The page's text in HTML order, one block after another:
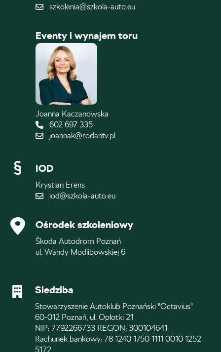
szkolenia@szkola-auto.eu
Eventy i wynajem toru
Joanna Kaczanowska
602 697 335
joannak@rodantv.pl
IOD
Krystian Erens
iod@szkola-auto.eu
Ośrodek szkoleniowy
Škoda Autodrom Poznań
ul. Wandy Modlibowskiej 6
Siedziba
Stowarzyszenie Autoklub Poznański "Octavius"
60-012 Poznań, ul. Opłotki 21
NIP: 7792266733 REGON: 300104641
Rachunek bankowy: 78 1240 1750 1111 0010 1252
5172